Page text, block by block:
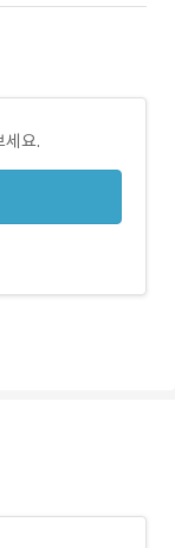
세요.